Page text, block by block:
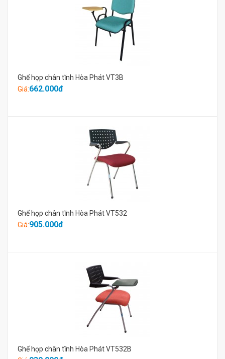
Ghế họp chân tĩnh Hòa Phát VT3B
Giá:662.000đ
Ghế họp chân tĩnh Hòa Phát VT532
Giá:905.000đ
Ghế họp chân tĩnh Hòa Phát VT532B